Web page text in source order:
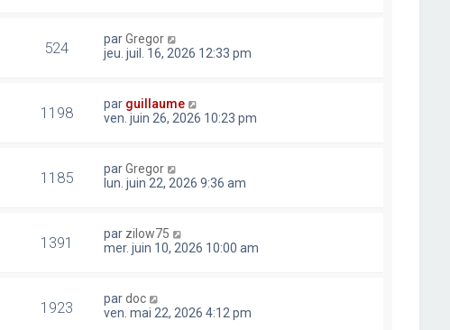
524 parGregor
jeu. juil. 16, 2026 12:33 pm
1198 par guillaume
ven. juin 26, 2026 10:23 pm
1185 parGregor
lun. juin 22, 2026 9:36 am
1391 par zilow75
mer. juin 10, 2026 10:00 am
1923 pardoc
ven. mai 22, 2026 4:12 pm